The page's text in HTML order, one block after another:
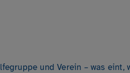
und Verein – was eint,